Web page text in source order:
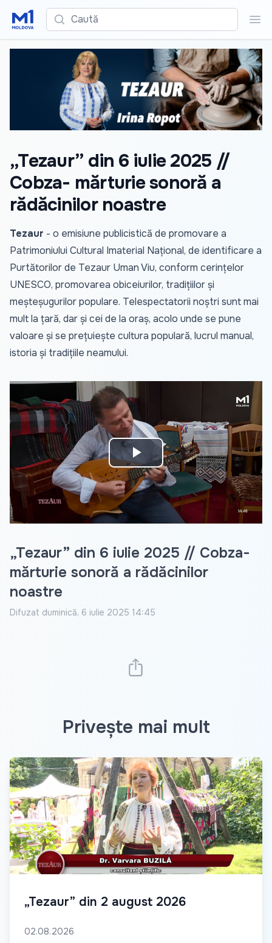
Caută
„Tezaur” din 6 iulie 2025 //
Cobza- mărturie sonoră a
rădăcinilor noastre
Tezaur - o emisiune publicistică de promovare a
Patrimoniului Cultural Imaterial Național, de identificare a
Purtătorilor de Tezaur Uman Viu, conform cerințelor
UNESCO, promovarea obiceiurilor, tradițiilor și
meșteșugurilor populare. Telespectatorii noștri sunt mai
mult la țară, dar și cei de la oraș, acolo unde se pune
valoare și se prețuiește cultura populară, lucrul manual,
istoria și tradițiile neamului.
Play
Video
„Tezaur” din 6 iulie 2025 // Cobza-
mărturie sonoră a rădăcinilor
noastre
Difuzat duminică, 6 iulie 2025 14:45
Privește mai mult
„Tezaur” din 2 august 2026
02.08.2026